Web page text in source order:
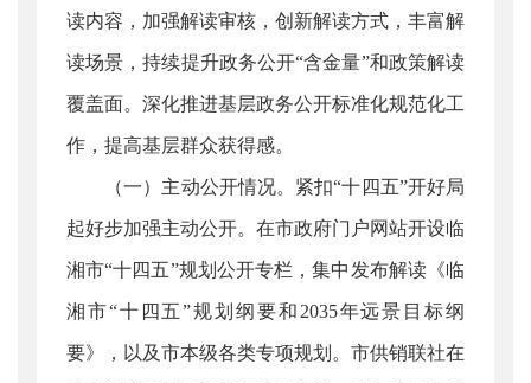
读内容，加强解读审核，创新解读方式，丰富解
读场景，持续提升政务公开“含金量”和政策解读
覆盖面。深化推进基层政务公开标准化规范化工
作，提高基层群众获得感。
（一）主动公开情况。紧扣“十四五”开好局
起好步加强主动公开。在市政府门户网站开设临
湘市“十四五”规划公开专栏，集中发布解读《临
湘市“十四五”规划纲要和2035年远景目标纲
要》，以及市本级各类专项规划。市供销联社在